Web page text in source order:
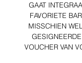
GAAT
FAVORIETE
MISSCHIEN
VOUCHER VAN